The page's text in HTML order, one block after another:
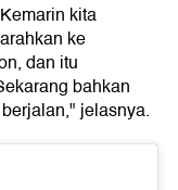
kita
ke
dan itu
bahkan
jelasnya.